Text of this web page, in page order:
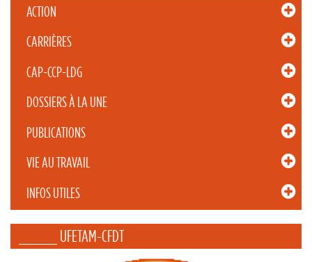
ACTION
CARRIÈRES
CAP-CCP-LDG
DOSSIERS À LA UNE
PUBLICATIONS
VIE AU TRAVAIL
INFOS UTILES
_____ UFETAM-CFDT